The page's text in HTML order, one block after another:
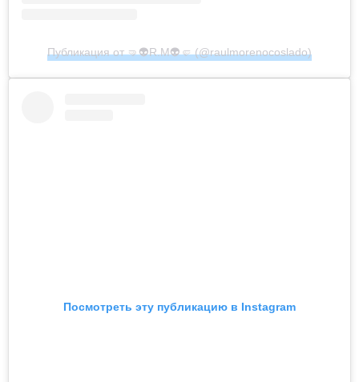
Публикация от 🤜👽R.M👽🤛 (@raulmorenocoslado)
Посмотреть эту публикацию в Instagram